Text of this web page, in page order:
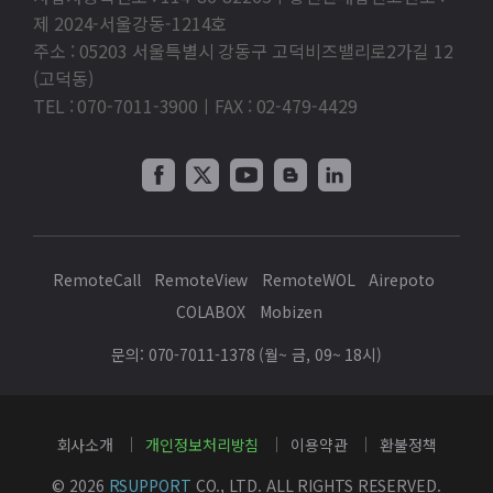
제 2024-서울강동-1214호
주소 : 05203 서울특별시 강동구 고덕비즈밸리로2가길 12
(고덕동)
TEL : 070-7011-3900ㅣFAX : 02-479-4429
RemoteCall RemoteView RemoteWOL
Airepoto
COLABOX
Mobizen
문의: 070-7011-1378 (월~ 금, 09~ 18시)
회사소개 개인정보처리방침 이용약관
환불정책
© 2026 RSUPPORT CO., LTD. ALL RIGHTS RESERVED.